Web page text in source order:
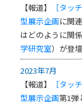
【報道】
［タ
型展示企画に関
はどのように関
学研究室）が登
2023年7月
【報道】
［タ
型展示企画第1弾